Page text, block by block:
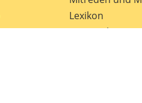
Lexikon
Datenschutz